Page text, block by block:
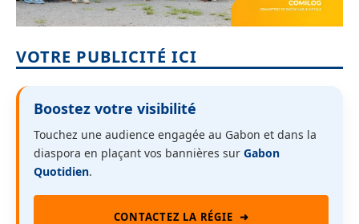
VOTRE PUBLICITÉ ICI
Boostez votre visibilité
Touchez une audience engagée au Gabon et dans la
diaspora en plaçant vos bannières sur Gabon
Quotidien.
CONTACTEZ LA RÉGIE ➜